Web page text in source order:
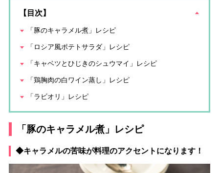
【目次】
「豚のキャラメル煮」レシピ
「ロシア風ポテトサラダ」レシピ
「キャベツとひじきのシュウマイ」レシピ
「鶏胸肉の白ワイン蒸し」レシピ
「ラビオリ」レシピ
「豚のキャラメル煮」レシピ
◆キャラメルの苦味が料理のアクセントになります！